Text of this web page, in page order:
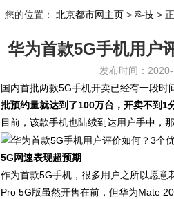
您的位置： 北京都市网主页 > 科技 >
华为首款5G手机用户
发布时间：
国内首批两款5G手机开卖已经有一段时
批预约量就达到了100万台，开卖不到1
目前，该款手机也陆续到达用户手中，
5G网速表现超预期
作为首款5G手机，很多用户之所以愿
Pro 5G版虽然开售在前，但华为Mate